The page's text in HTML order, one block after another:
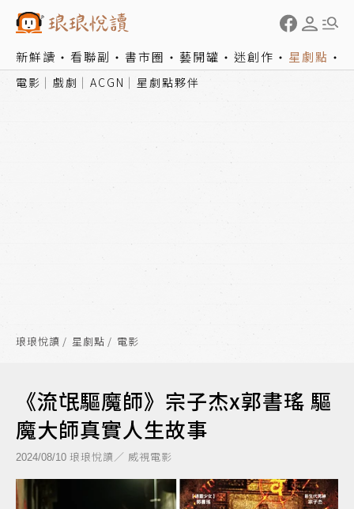
新鮮讀 看聯副 書市圈 藝開罐 迷創作 星劇點
電影 戲劇 ACGN 星劇點夥伴
琅琅悅讀 星劇點 電影
《流氓驅魔師》宗子杰x郭書瑤 驅
魔大師真實人生故事
2024/08/10 琅琅悅讀／ 威視電影